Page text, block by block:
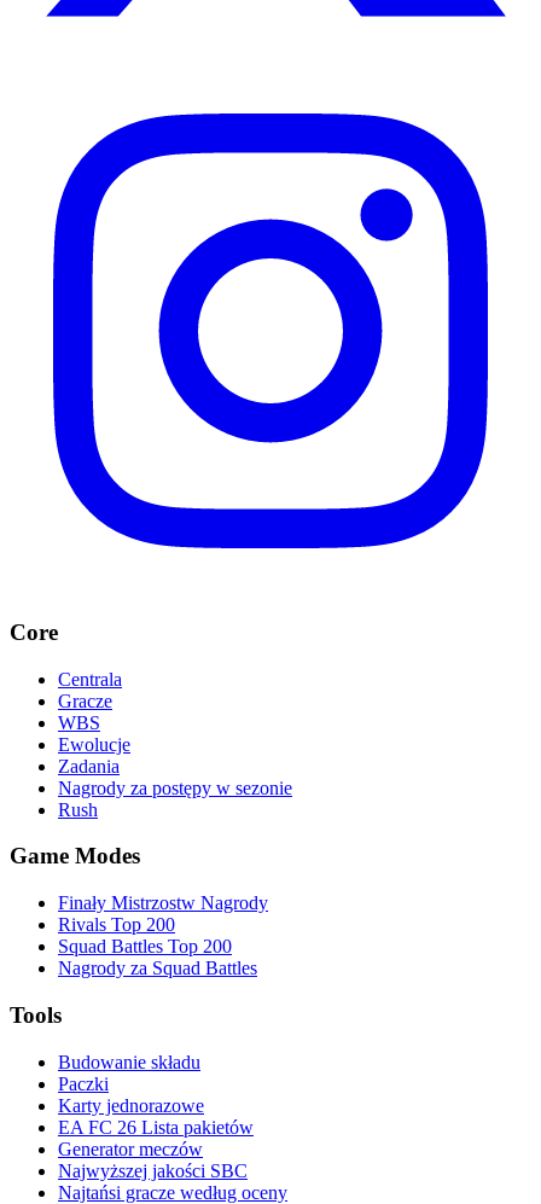
Core
Centrala
Gracze
WBS
Ewolucje
Zadania
Nagrody za postępy w sezonie
Rush
Game Modes
Finały Mistrzostw Nagrody
Rivals Top 200
Squad Battles Top 200
Nagrody za Squad Battles
Tools
Budowanie składu
Paczki
Karty jednorazowe
EA FC 26 Lista pakietów
Generator meczów
Najwyższej jakości SBC
Najtańsi gracze według oceny